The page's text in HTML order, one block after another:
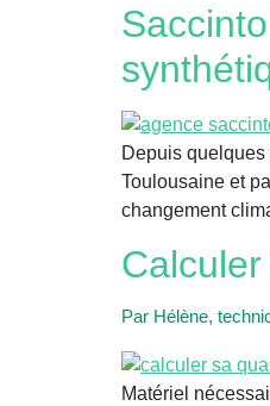
Depuis
Toulousaine et
changement
Par Hélène,
Matériel